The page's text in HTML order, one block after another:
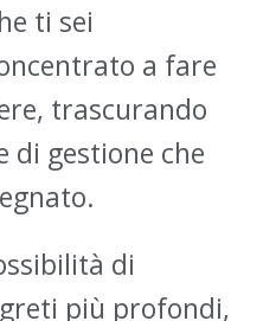
ti sei
a fare
trascurando
gestione che
di
più profondi,